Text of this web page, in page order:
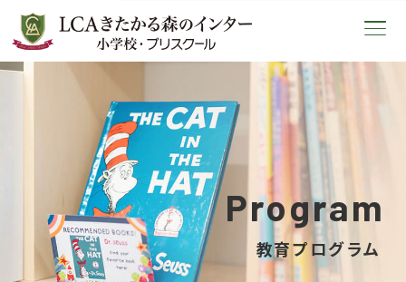
LCAきたかる森のインター小学校
Program
教育プログラム